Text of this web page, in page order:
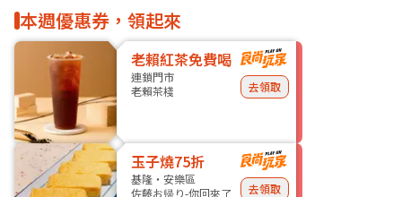
本週優惠券，領起來
老賴紅茶免費喝
連鎖門市
老賴茶棧
去領取
玉子燒75折
基隆・安樂區
佐藤お帰り-你回來了
去領取